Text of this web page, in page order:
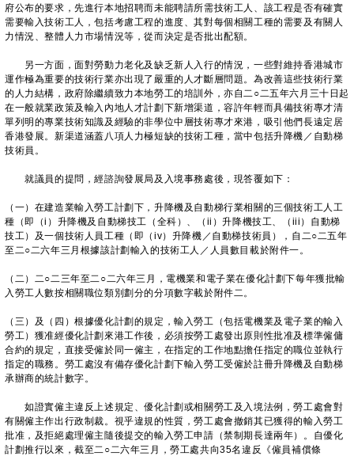
府公布的要求，先進行本地招聘而未能聘請所需技術工人、該工程是否有確實
需要輸入技術工人，包括考慮工程的進度、其對每個相關工種的需要及有關人
力情況、整體人力市場情況等，從而決定是否批出配額。
另一方面，面對勞動力老化及缺乏新人入行的情況，一些對維持香港城市
運作極為重要的技術行業亦出現了嚴重的人才斷層問題。為改善這些技術行業
的人力結構，政府除繼續致力本地勞工的培訓外，亦自二○二五年六月三十日起
在一般就業政策及輸入內地人才計劃下新增渠道，容許年輕而具備技術專才清
單列明的專業技術知識及經驗的非學位中層技術專才來港，吸引他們長遠定居
香港發展。新渠道涵蓋八項人力極短缺的技術工種，當中包括升降機／自動梯
技術員。
就議員的提問，經諮詢發展局及入境事務處後，現答覆如下：
（一）在建造業輸入勞工計劃下，升降機及自動梯行業相關的三個技術工人工
種（即（i）升降機及自動梯技工（全科）、（ii）升降機技工、（iii）自動梯
技工）及一個技術人員工種（即（iv）升降機／自動梯技術員），自二○二五年
至二○二六年三月根據該計劃輸入的技術工人／人員數目載於附件一。
（二）二○二三年至二○二六年三月，電機業和電子業在優化計劃下每年獲批輸
入勞工人數按相關職位類別劃分的分項數字載於附件二。
（三）及（四）根據優化計劃的規定，輸入勞工（包括電機業及電子業的輸入
勞工）獲准經優化計劃來港工作後，必須按勞工處發出原則性批准及標準僱傭
合約的規定，直接受僱於同一僱主，在指定的工作地點擔任指定的職位並執行
指定的職務。勞工處沒有備存優化計劃下輸入勞工受僱於註冊升降機及自動梯
承辦商的統計數字。
如證實僱主違反上述規定、優化計劃或相關勞工及入境法例，勞工處會對
有關僱主作出行政制裁。視乎違規的性質，勞工處會撤銷其已獲得的輸入勞工
批准，及拒絕處理僱主隨後提交的輸入勞工申請（禁制期長達兩年）。自優化
計劃推行以來，截至二○二六年三月，勞工處共向35名違反《僱員補償條